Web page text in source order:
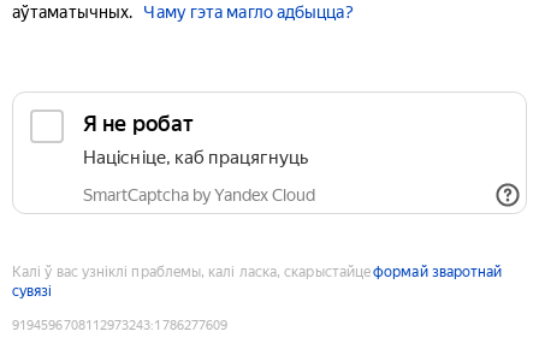
аўтаматычных.
Чаму гэта магло адбыцца?
Я не робат
Націсніце, каб працягнуць
SmartCaptcha by Yandex Cloud
Калі ў вас узніклі праблемы, калі ласка, скарыстайцеформай зваротнай
сувязі
9194596708112973243:1786277609